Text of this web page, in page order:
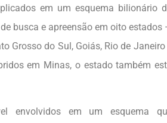
em um esquema bilionário
busca e apreensão em oito estados
Grosso do Sul, Goiás, Rio de Janeiro
em Minas, o estado também
envolvidos em um esquema